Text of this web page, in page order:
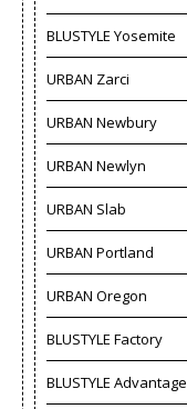
BLUSTYLE Yosemite
URBAN Zarci
URBAN Newbury
URBAN Newlyn
URBAN Slab
URBAN Portland
URBAN Oregon
BLUSTYLE Factory
BLUSTYLE Advantage